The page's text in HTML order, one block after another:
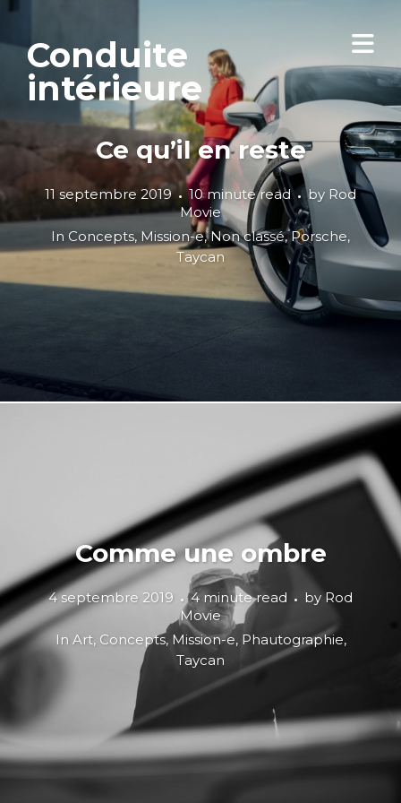
Conduite
intérieure
Ce qu’il en reste
11 septembre 2019 10 minute read by Rod
Movie
In Concepts, Mission-e,Non classé,Porsche,
Taycan
Comme une ombre
4 septembre 2019 4 minute read byRod
Movie
In Art, Concepts, Mission-e, Phautographie,
Taycan